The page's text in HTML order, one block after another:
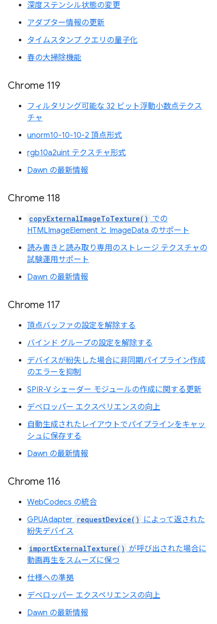
深度ステンシル状態の変更
アダプター情報の更新
タイムスタンプ クエリの量子化
春の大掃除機能
Chrome 119
フィルタリング可能な 32 ビット浮動小数点テクス
チャ
unorm10-10-10-2 頂点形式
rgb10a2uint テクスチャ形式
Dawn の最新情報
Chrome 118
copyExternalImageToTexture() での
HTMLImageElement と ImageData のサポート
読み書きと読み取り専用のストレージ テクスチャの
試験運用サポート
Dawn の最新情報
Chrome 117
頂点バッファの設定を解除する
バインド グループの設定を解除する
デバイスが紛失した場合に非同期パイプライン作成
のエラーを抑制
SPIR-V シェーダー モジュールの作成に関する更新
デベロッパー エクスペリエンスの向上
自動生成されたレイアウトでパイプラインをキャッ
シュに保存する
Dawn の最新情報
Chrome 116
WebCodecs の統合
GPUAdapter requestDevice()
によって返された
紛失デバイス
importExternalTexture() が呼び出された場合に
動画再生をスムーズに保つ
仕様への準拠
デベロッパー エクスペリエンスの向上
Dawn の最新情報